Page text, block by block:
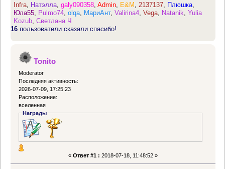
Infra Натэлла ,galy090358 ,Admin E&M 2137137 Плюшка
Юла55
Pulmo74 ,olqa МариАнт,Valirina4 ,Vega Natanik ,Yulia
Kozub ,Светлана Ч
16 пользователи сказали спасибо!
Tonito
Moderator
Последняя активность:
2026-07-09, 17:25:23
Расположение:
вселенная
Награды
« Ответ #1 : 2018-07-18, 11:48:52 »